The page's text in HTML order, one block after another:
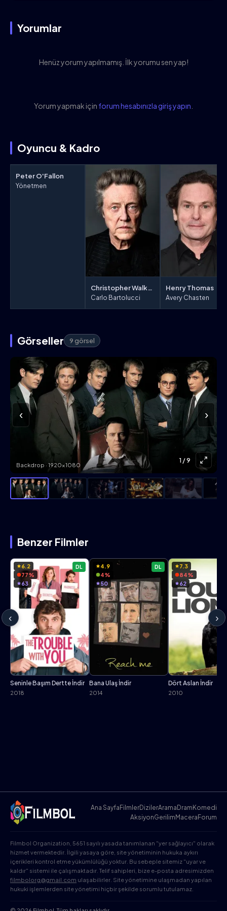
Yorumlar
Henüz yorum yapılmamış. İlk yorumu sen yap!
Yorum yapmak için forum hesabınızla giriş yapın
Oyuncu & Kadro
Peter O'Fallon
Yönetmen
Christopher Walken
Carlo Bartolucci
Henry Thomas
Avery Chasten
Görseller 9 görsel
‹
Backdrop · 1920×1080
›
1 / 9
Benzer Filmler
‹
DL
6.2
77%
63
Seninle Başım Dertte İndir
2018
DL
4.9
4%
50
Bana Ulaş İndir
2014
7.3
84%
62
Dört Aslan İndir
2010
›
Ana Sayfa FilmlerDizilerArama Dram Komedi
AksiyonGerilim Macera Forum
Filmbol Organization, 5651 sayılı yasada tanımlanan "yer sağlayıcı" olarak
hizmet vermektedir. İlgili yasaya göre, site yönetiminin hukuka aykırı
içerikleri kontrol etme yükümlülüğü yoktur. Bu sebeple sitemiz "uyar ve
kaldır" sistemi ile çalışmaktadır. Telif sahipleri, bize e-posta adresimizden
filmbolorg@gmail.com ulaşabilirler. Site yönetimine ulaşmadan yapılan
hukuki işlemlerden site yönetimi hiçbir şekilde sorumlu tutulamaz.